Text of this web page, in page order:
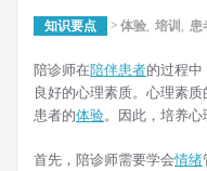
知识要点 >体验, 培训, 患
陪诊师在陪伴患者的过程
良好的心理素质。心理素
患者的体验。因此，培养心
首先，陪诊师需要学会情绪